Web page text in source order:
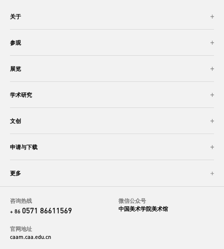
关于
参观
展览
学术研究
文创
申请与下载
更多
咨询热线
+ 86 0571 86611569
官网地址
caam.caa.edu.cn
微信公众号
中国美术学院美术馆